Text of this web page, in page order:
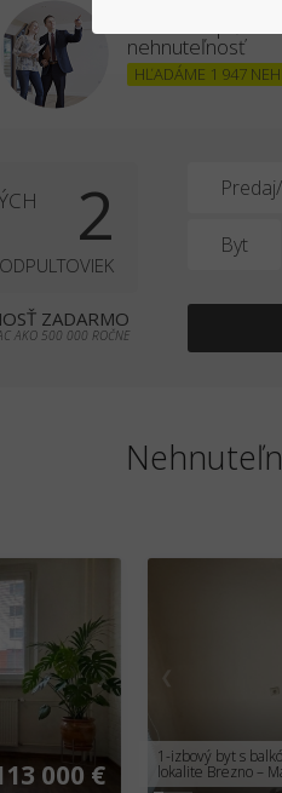
nehnuteľnosť
HĽADÁME 1 947
Byt
2
ZADARMO
AKO 500 000 ROČNE
❯
000 €
1-izbový byt s
lokalite Brezno –